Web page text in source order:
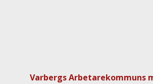
Varbergs Arbetarekommuns